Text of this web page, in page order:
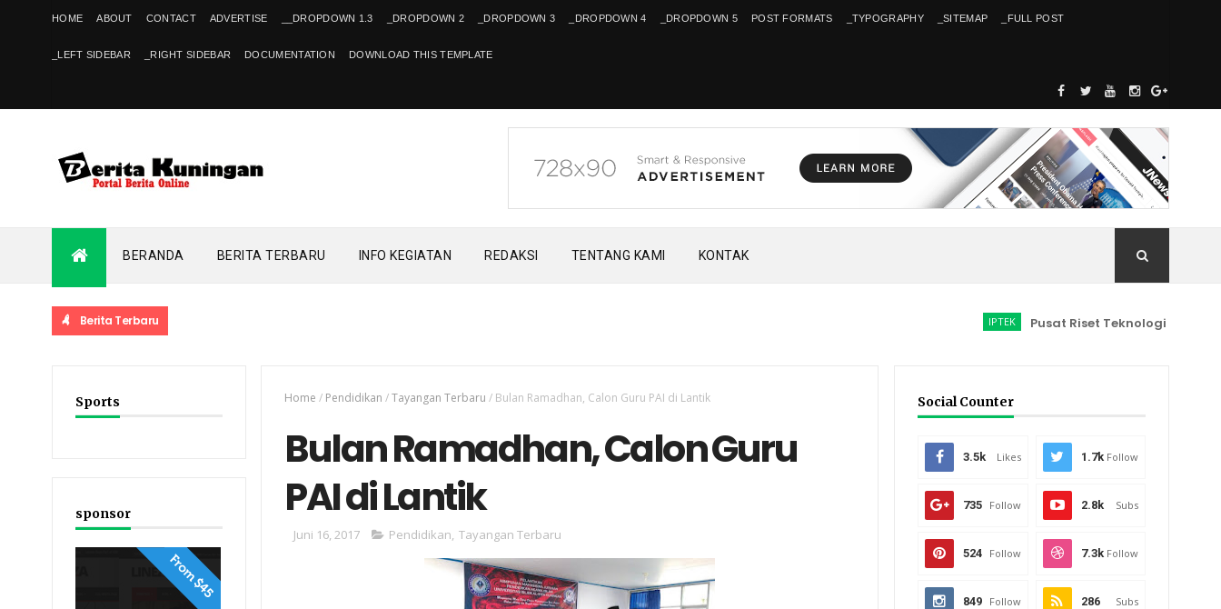
HOME ABOUT CONTACT ADVERTISE __DROPDOWN 1.3 _DROPDOWN 2 _DROPDOWN 3 _DROPDOWN 4 _DROPDOWN 5 POST FORMATS _TYPOGRAPHY _SITEMAP _FULL POST
_LEFT SIDEBAR _RIGHT SIDEBAR DOCUMENTATION DOWNLOAD THIS TEMPLATE
BERANDA BERITA TERBARU INFO KEGIATAN REDAKSI TENTANG KAMI KONTAK
Berita Terbaru Pusat Riset Teknologi Manufaktur
Sports
sponsor
Home / Pendidikan /Tayangan Terbaru / Bulan Ramadhan, Calon Guru PAI di Lantik
Bulan Ramadhan, Calon Guru
PAI di Lantik
Juni 16, 2017 Pendidikan, Tayangan Terbaru
Social Counter
3.5k Likes 1.7k Follow
735 Follow 2.8k Subs
524 Follow 7.3k Follow
849 Follow 286 Subs